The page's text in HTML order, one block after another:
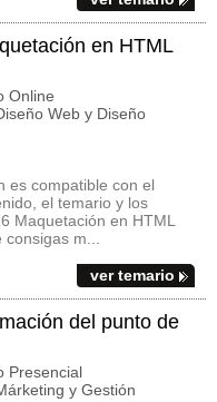
en HTML
Online
Web y Diseño
es compatible con el
el temario y los
Maquetación en HTML
m...
ver temario
del punto de
Presencial
y Gestión